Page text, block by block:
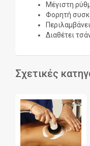
Μέγιστη
Φορητή
Διαθέτει
Σχετικές